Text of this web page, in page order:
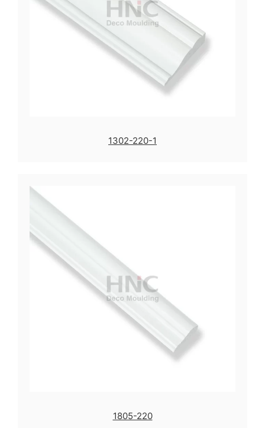
1302-220-1
1805-220